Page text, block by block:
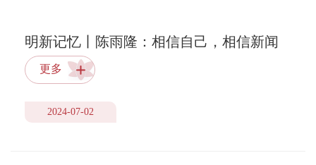
明新记忆丨陈雨隆：相信自己，相信新闻
学院
更多
2024-07-02